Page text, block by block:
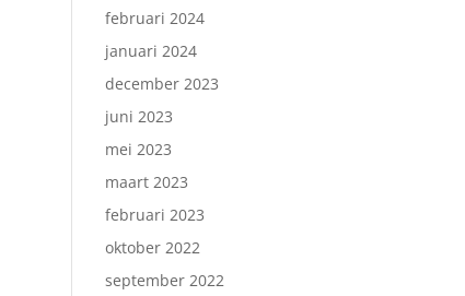
februari 2024
januari 2024
december 2023
juni 2023
mei 2023
maart 2023
februari 2023
oktober 2022
september 2022